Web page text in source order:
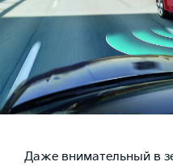
Даже внимательный в